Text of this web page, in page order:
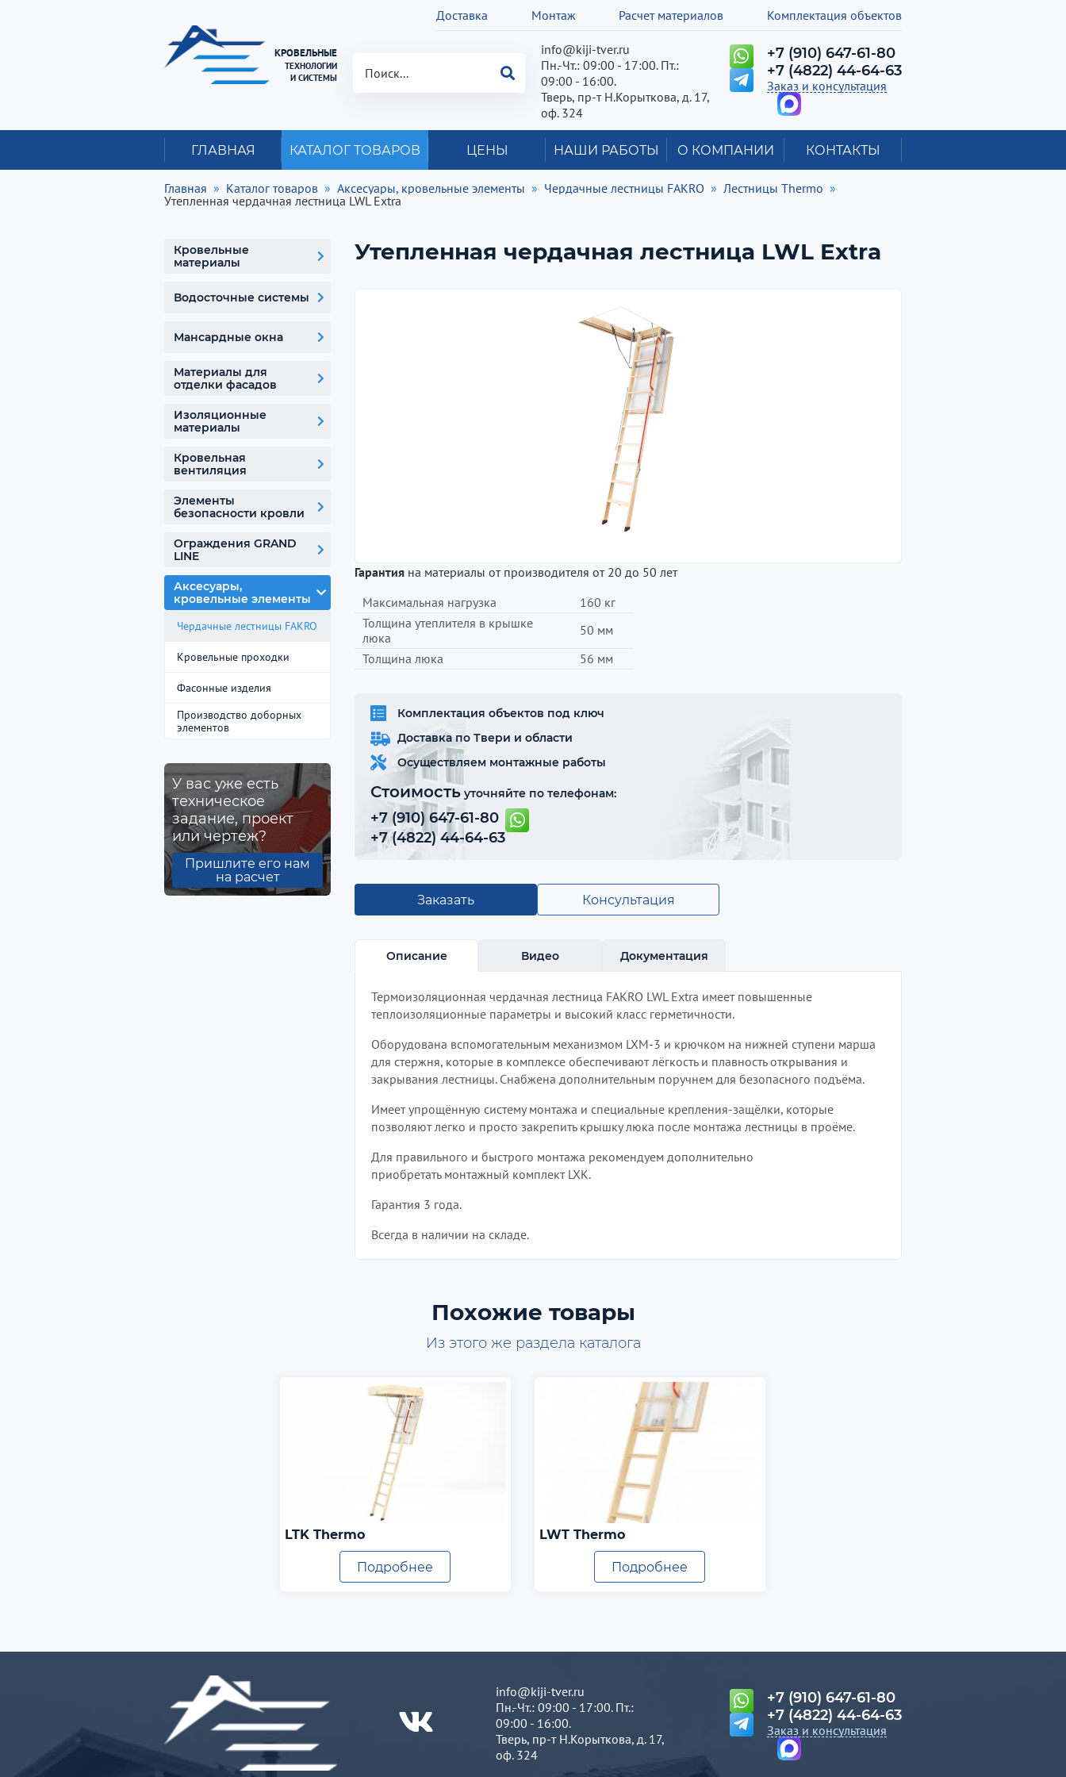
Доставка Монтаж Расчет материалов Комплектация объектов
КРОВЕЛЬНЫЕ
ТЕХНОЛОГИИ
И СИСТЕМЫ
info@kiji-tver.ru
Пн.-Чт.: 09:00 - 17:00. Пт.:
09:00 - 16:00.
Тверь, пр-т Н.Корыткова, д. 17,
оф. 324
+7 (910) 647-61-80
+7 (4822) 44-64-63
Заказ и консультация
ГЛАВНАЯ КАТАЛОГ ТОВАРОВ ЦЕНЫ НАШИ РАБОТЫ О КОМПАНИИ КОНТАКТЫ
Главная Каталог товаров Аксесуары, кровельные элементы Чердачные лестницы FAKRO
Лестницы Thermo
Утепленная чердачная лестница LWL Extra
Утепленная чердачная лестница LWL Extra
Гарантия на материалы от производителя от 20 до 50 лет
Максимальная нагрузка
160 кг
Толщина утеплителя в крышке
люка
50 мм
Толщина люка
56 мм
Комплектация объектов под ключ
Доставка по Твери и области
Осуществляем монтажные работы
Стоимость уточняйте по телефонам:
+7 (910) 647-61-80
+7 (4822) 44-64-63
Заказать Консультация
Описание Видео Документация
Термоизоляционная чердачная лестница FAKRO LWL Extra имеет повышенные
теплоизоляционные параметры и высокий класс герметичности.
Оборудована вспомогательным механизмом LXM-3 и крючком на нижней ступени марша
для стержня, которые в комплексе обеспечивают лёгкость и плавность открывания и
закрывания лестницы. Снабжена дополнительным поручнем для безопасного подъёма.
Имеет упрощённую систему монтажа и специальные крепления-защёлки, которые
позволяют легко и просто закрепить крышку люка после монтажа лестницы в проёме.
Для правильного и быстрого монтажа рекомендуем дополнительно
приобретать монтажный комплект LXK.
Гарантия 3 года.
Всегда в наличии на складе.
Кровельные
материалы
Водосточные системы
Мансардные окна
Материалы для
отделки фасадов
Изоляционные
материалы
Кровельная
вентиляция
Элементы
безопасности кровли
Ограждения GRAND
LINE
Аксесуары,
кровельные элементы
Чердачные лестницы FAKRO
Кровельные проходки
Фасонные изделия
Производство доборных
элементов
У вас уже есть
техническое
задание, проект
или чертеж?
Пришлите его нам
на расчет
Похожие товары
Из этого же раздела каталога
LTK Thermo
Подробнее
LWT Thermo
Подробнее
info@kiji-tver.ru
Пн.-Чт.: 09:00 - 17:00. Пт.:
09:00 - 16:00.
Тверь, пр-т Н.Корыткова, д. 17,
оф. 324
+7 (910) 647-61-80
+7 (4822) 44-64-63
Заказ и консультация